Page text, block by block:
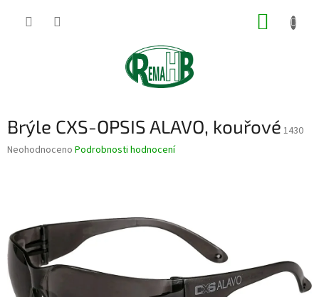
Brýle CXS-OPSIS ALAVO, kouřové 1430
Průměrné
hvězdiček.
Neohodnoceno Podrobnosti hodnocení